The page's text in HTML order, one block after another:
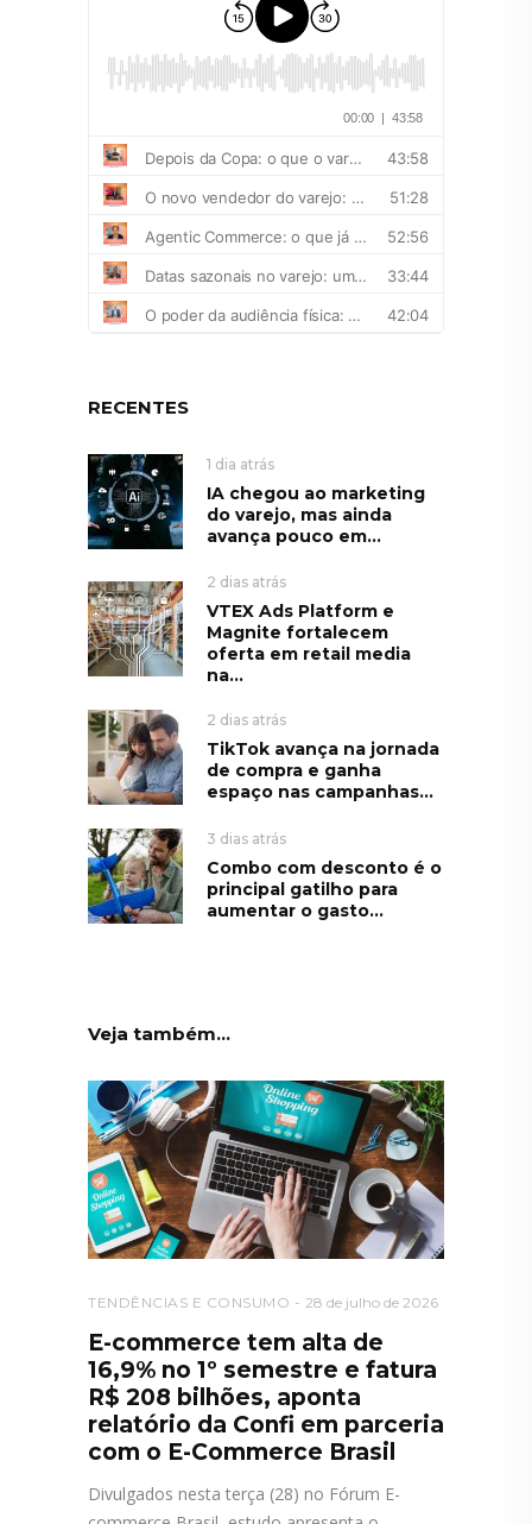
RECENTES
1 dia atrás
IA chegou ao marketing
do varejo, mas ainda
avança pouco em...
2 dias atrás
VTEX Ads Platform e
Magnite fortalecem
oferta em retail media
na...
2 dias atrás
TikTok avança na jornada
de compra e ganha
espaço nas campanhas...
3 dias atrás
Combo com desconto é o
principal gatilho para
aumentar o gasto...
Veja também...
TENDÊNCIAS E CONSUMO 28 de julho de 2026
E-commerce tem alta de
16,9% no 1º semestre e fatura
R$ 208 bilhões, aponta
relatório da Confi em parceria
com o E-Commerce Brasil
Divulgados nesta terça (28) no Fórum E-